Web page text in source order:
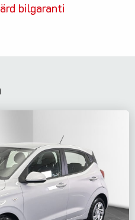
bilgaranti